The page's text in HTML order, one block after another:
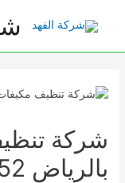
شركة
بالرياض 0509913752 ؟